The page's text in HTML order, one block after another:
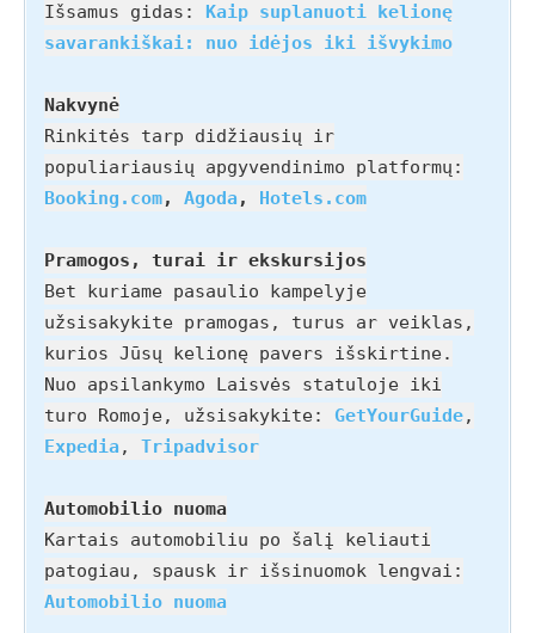
Išsamus gidas: Kaip suplanuoti kelionę
savarankiškai: nuo idėjos iki išvykimo
Nakvynė
Rinkitės tarp didžiausių ir
populiariausių apgyvendinimo platformų:
Booking.com, Agoda , Hotels.com
Pramogos, turai ir ekskursijos
Bet kuriame pasaulio kampelyje
užsisakykite pramogas, turus ar veiklas,
kurios Jūsų kelionę pavers išskirtine.
Nuo apsilankymo Laisvės statuloje iki
turo Romoje, užsisakykite: GetYourGuide,
Expedia , Tripadvisor
Automobilio nuoma
Kartais automobiliu po šalį keliauti
patogiau, spausk ir išsinuomok lengvai:
Automobilio nuoma